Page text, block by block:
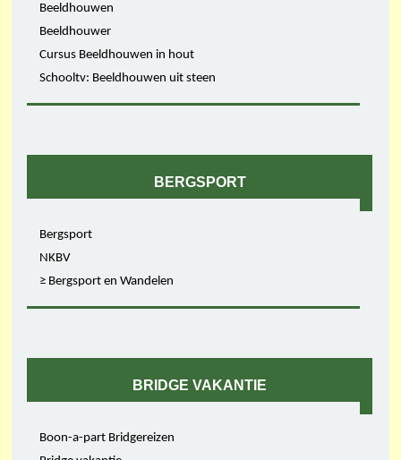
Beeldhouwen
Beeldhouwer
Cursus Beeldhouwen in hout
Schooltv: Beeldhouwen uit steen
BERGSPORT
Bergsport
NKBV
≥ Bergsport en Wandelen
BRIDGE VAKANTIE
Boon-a-part Bridgereizen